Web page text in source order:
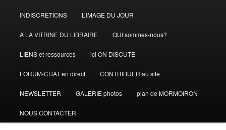
INDISCRETIONS L’IMAGE DU JOUR
A LA VITRINE DU LIBRAIRE QUI sommes-nous?
LIENS et ressources ici ON DISCUTE
FORUM-CHAT en direct CONTRIBUER au site
NEWSLETTER GALERIE photos plan de MORMOIRON
NOUS CONTACTER